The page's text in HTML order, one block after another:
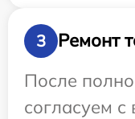
3
Ремонт
После
согласуем с